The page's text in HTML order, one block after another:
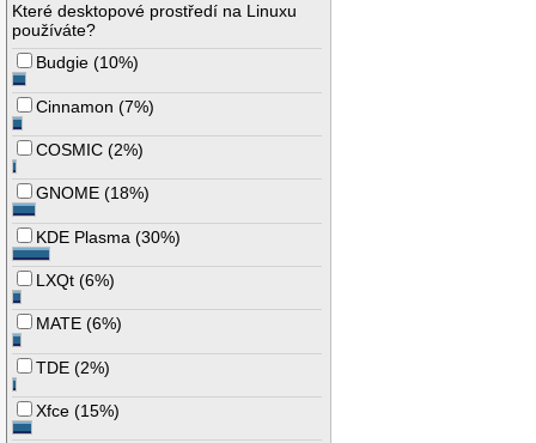
Které desktopové prostředí na Linuxu
používáte?
Budgie (10%)
Cinnamon (7%)
COSMIC (2%)
GNOME (18%)
KDE Plasma (30%)
LXQt (6%)
MATE (6%)
TDE (2%)
Xfce (15%)